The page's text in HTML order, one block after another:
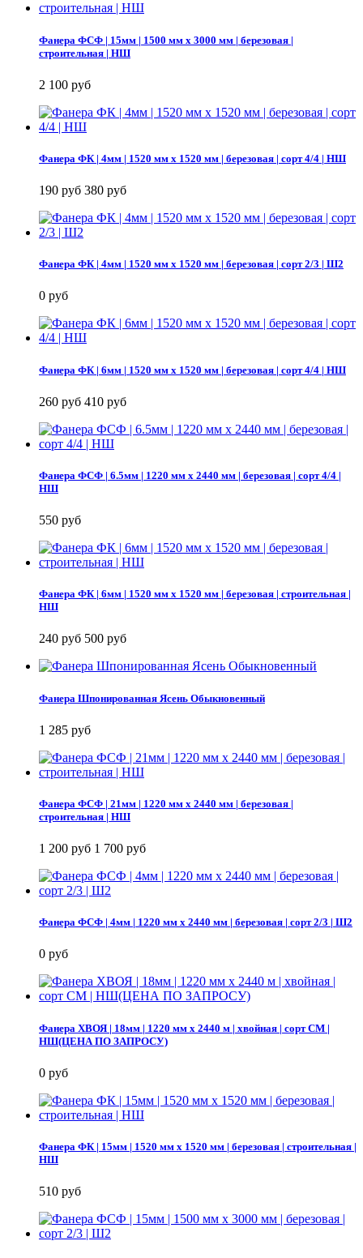
Фанера ФСФ | 15мм | 1500 мм х 3000 мм | березовая |
строительная | НШ
2 100 руб
Фанера ФК | 4мм | 1520 мм х 1520 мм | березовая | сорт 4/4 | НШ
190 руб 380 руб
Фанера ФК | 4мм | 1520 мм х 1520 мм | березовая | сорт 2/3 | Ш2
0 руб
Фанера ФК | 6мм | 1520 мм х 1520 мм | березовая | сорт 4/4 | НШ
260 руб 410 руб
Фанера ФСФ | 6.5мм | 1220 мм х 2440 мм | березовая | сорт 4/4 |
НШ
550 руб
Фанера ФК | 6мм | 1520 мм х 1520 мм | березовая | строительная |
НШ
240 руб 500 руб
Фанера Шпонированная Ясень Обыкновенный
1 285 руб
Фанера ФСФ | 21мм | 1220 мм х 2440 мм | березовая |
строительная | НШ
1 200 руб 1 700 руб
Фанера ФСФ | 4мм | 1220 мм х 2440 мм | березовая | сорт 2/3 | Ш2
0 руб
Фанера ХВОЯ | 18мм | 1220 мм х 2440 м | хвойная | сорт СМ |
НШ(ЦЕНА ПО ЗАПРОСУ)
0 руб
Фанера ФК | 15мм | 1520 мм х 1520 мм | березовая | строительная |
НШ
510 руб